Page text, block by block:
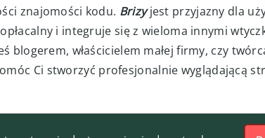
znajomości kodu. Brizy jest przyjazny dla
i integruje się z wieloma innymi
blogerem, właścicielem małej firmy, czy
Ci stworzyć profesjonalnie wyglądającą